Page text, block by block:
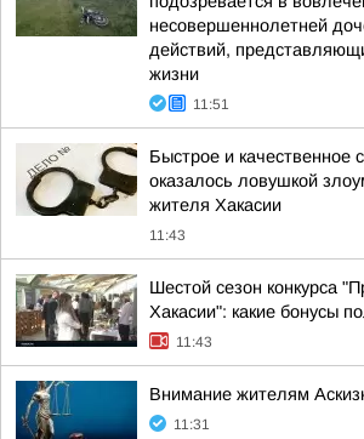
несовершеннолетней
действий,
жизни
11:51
Быстрое и качественное
оказалось ловушкой
жителя Хакасии
11:43
Шестой сезон конкурса
Хакасии": какие бонусы
11:43
Внимание жителям
11:31